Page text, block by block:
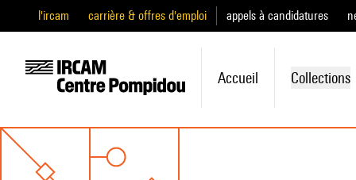
l'ircam carrière & offres d'emploi appels à candidatures
Accueil Collections